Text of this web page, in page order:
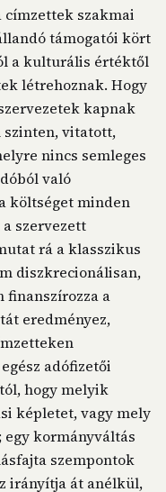
címzettek szakmai
támogatói kört
a kulturális értéktől
létrehoznak. Hogy
kapnak
szinten, vitatott,
nincs semleges
való
költséget minden
szervezett
rá a klasszikus
diszkrecionálisan,
finanszírozza a
eredményez,
adófizetői
hogy melyik
képletet, vagy mely
egy kormányváltás
szempontok
irányítja át anélkül,